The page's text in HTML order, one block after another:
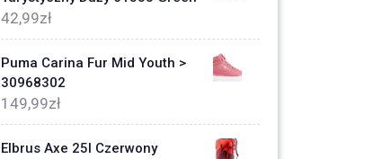
42,99zł
Puma Carina Fur Mid Youth >
30968302
149,99zł
Elbrus Axe 25l Czerwony